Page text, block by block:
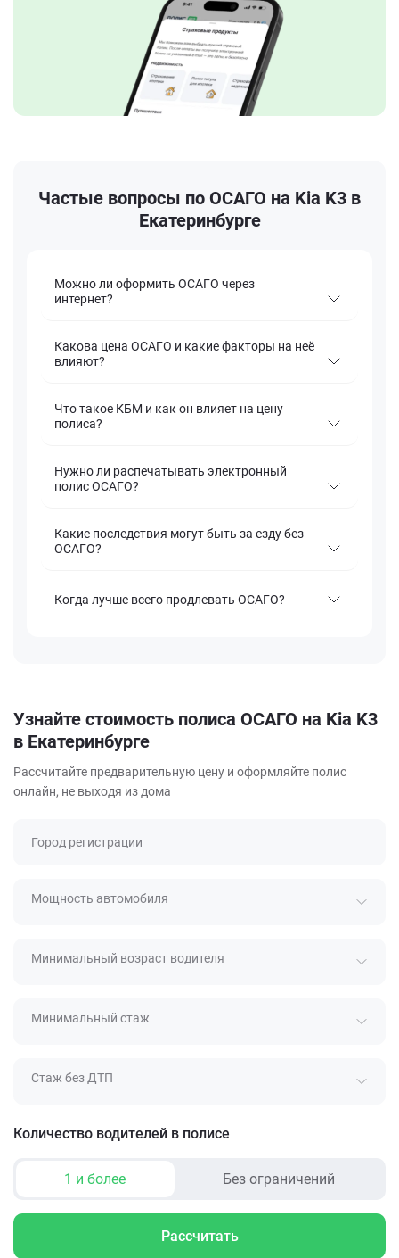
Частые вопросы по ОСАГО на Kia K3 в
Екатеринбурге
Можно ли оформить ОСАГО через
интернет?
Какова цена ОСАГО и какие факторы на неё
влияют?
Что такое КБМ и как он влияет на цену
полиса?
Нужно ли распечатывать электронный
полис ОСАГО?
Какие последствия могут быть за езду без
ОСАГО?
Когда лучше всего продлевать ОСАГО?
Узнайте стоимость полиса ОСАГО на Kia K3
в Екатеринбурге
Рассчитайте предварительную цену и оформляйте полис
онлайн, не выходя из дома
Город регистрации
Мощность автомобиля
Минимальный возраст водителя
Минимальный стаж
Стаж без ДТП
Количество водителей в полисе
1 и более Без ограничений
Рассчитать